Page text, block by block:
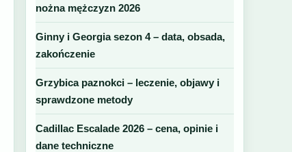
nożna mężczyzn 2026
Ginny i Georgia sezon 4 – data, obsada,
zakończenie
Grzybica paznokci – leczenie, objawy i
sprawdzone metody
Cadillac Escalade 2026 – cena, opinie i
dane techniczne